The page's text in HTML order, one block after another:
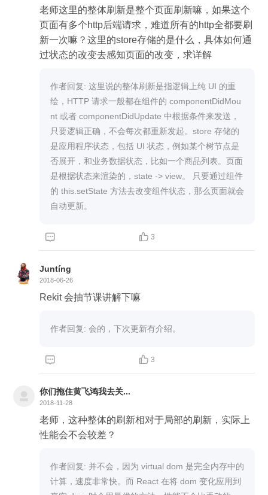
老师这里的整体刷新是整个页面刷新嘛，如果这个
页面有多个http后端请求，难道所有的http全都要刷
新一次嘛？这里的store存储的是什么，具体如何通
过状态的改变去感知页面的改变，求详解
作者回复: 这里说的整体刷新是指逻辑上纯 UI 的重
绘，HTTP 请求一般都在组件的 componentDidMou
nt 或者 componentDidUpdate 中根据条件来发送，
只要逻辑正确，不会每次都重新发起。store 存储的
是应用程序状态，包括 UI 状态，例如某个树节点是
否展开，和业务数据状态，比如一个商品列表。页面
是根据状态来渲染的，state -> view。 只要通过组件
的 this.setState 方法去改变组件状态，那么页面就会
自动更新。
  3
Juntíng
2018-06-26
Rekit 会抽节课讲解下嘛
作者回复: 会的，下次更新有介绍。
  3
你们拖住黄飞鸿我去关...
2018-11-28
老师，这种整体的刷新相对于局部的刷新，实际上
性能会不会较差？
作者回复: 并不会，因为 virtual dom 是完全内存中的
计算，速度非常快。而 React 在将 dom 变化应用到